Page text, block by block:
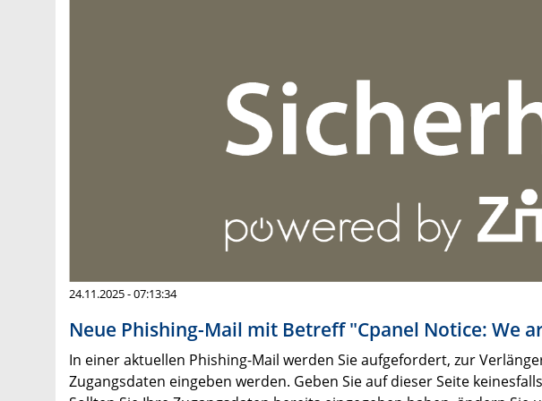
24.11.2025 - 07:13:34
Neue Phishing-Mail mit Betreff "Cpanel Notice: We
In einer aktuellen Phishing-Mail werden Sie aufgefordert, zur
Zugangsdaten eingeben werden. Geben Sie auf dieser Seite